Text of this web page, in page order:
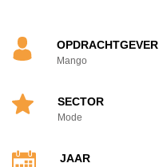
OPDRACHTGEVER
Mango
SECTOR
Mode
JAAR